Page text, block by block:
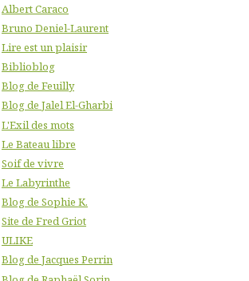
Albert Caraco
Bruno Deniel-Laurent
Lire est un plaisir
Biblioblog
Blog de Feuilly
Blog de Jalel El-Gharbi
L'Exil des mots
Le Bateau libre
Soif de vivre
Le Labyrinthe
Blog de Sophie K.
Site de Fred Griot
ULIKE
Blog de Jacques Perrin